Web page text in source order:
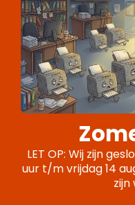
VORIGE
doordacht
Fotobehang
LET OP: Wij zijn
uur t/m vrijdag 14
zijn